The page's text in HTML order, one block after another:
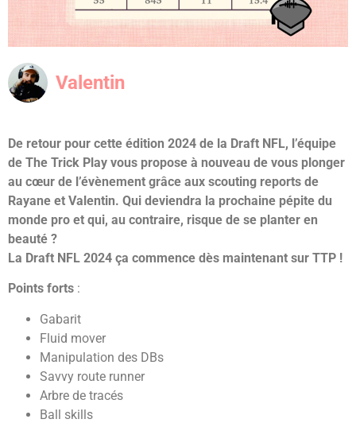
Valentin
De retour pour cette édition 2024 de la Draft NFL, l’équipe
de The Trick Play vous propose à nouveau de vous plonger
au cœur de l’évènement grâce aux scouting reports de
Rayane et Valentin. Qui deviendra la prochaine pépite du
monde pro et qui, au contraire, risque de se planter en
beauté ?
La Draft NFL 2024 ça commence dès maintenant sur TTP !
Points forts :
Gabarit
Fluid mover
Manipulation des DBs
Savvy route runner
Arbre de tracés
Ball skills